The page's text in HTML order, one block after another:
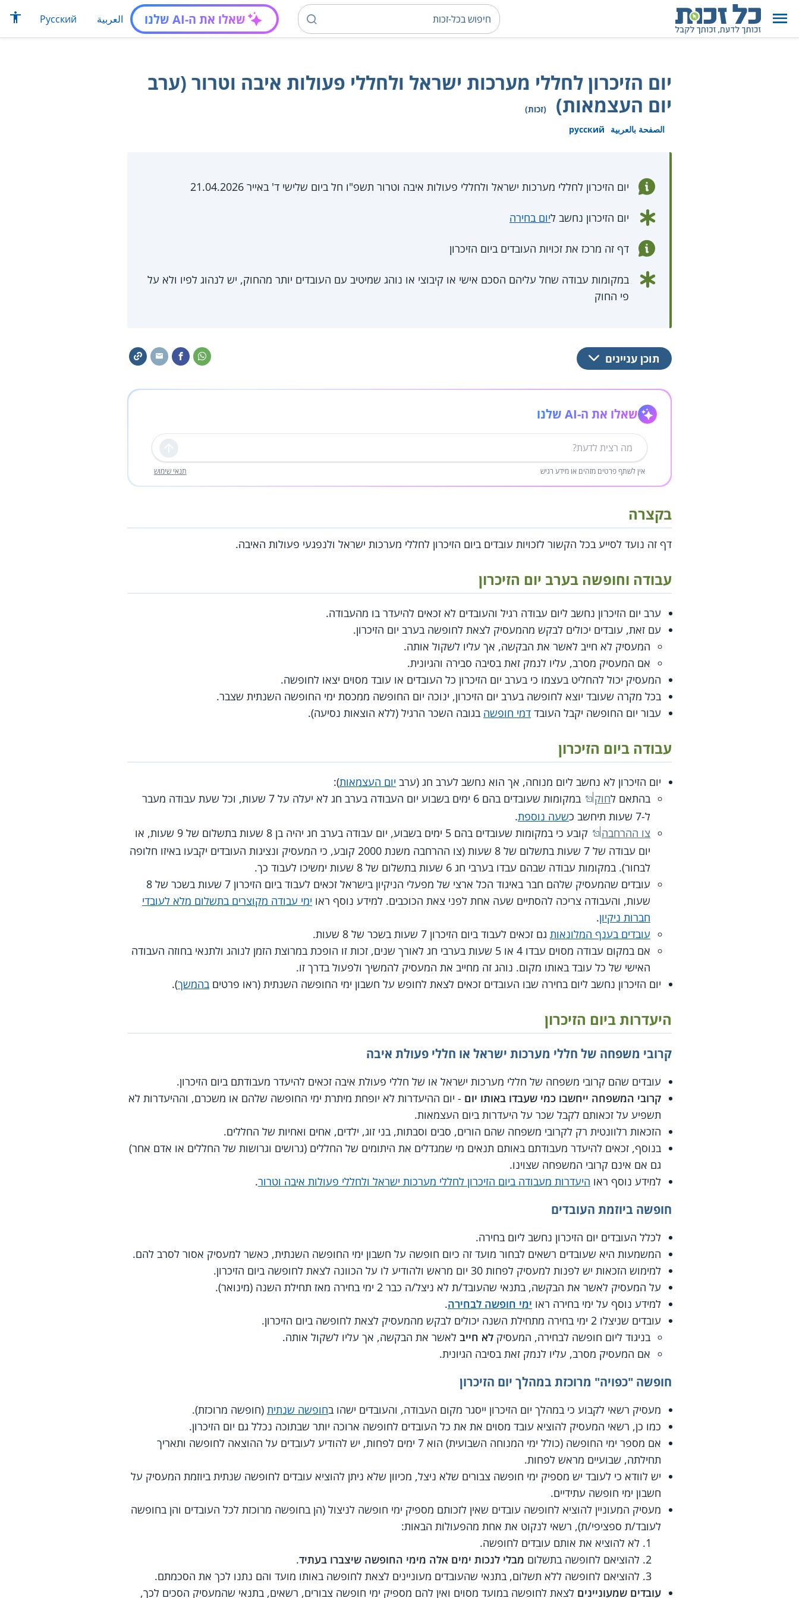
שאלו את ה-AI שלנו العربية Русский
יום הזיכרון לחללי מערכות ישראל ולחללי פעולות איבה וטרור (ערב
יום העצמאות)
(זכות)
الصفحة بالعربية
русский
יום הזיכרון לחללי מערכות ישראל ולחללי פעולות איבה וטרור תשפ"ו חל ביום שלישי ד' באייר 21.04.2026
יום הזיכרון נחשב ליום בחירה
דף זה מרכז את זכויות העובדים ביום הזיכרון
במקומות עבודה שחל עליהם הסכם אישי או קיבוצי או נוהג שמיטיב עם העובדים יותר מהחוק, יש לנהוג לפיו ולא על
פי החוק
תוכן עניינים
שאלו את ה-AI שלנו
שליחה
אין לשתף פרטים מזהים או מידע רגיש תנאי שימוש
בקצרה
דף זה נועד לסייע בכל הקשור לזכויות עובדים ביום הזיכרון לחללי מערכות ישראל ולנפגעי פעולות האיבה.
עבודה וחופשה בערב יום הזיכרון
ערב יום הזיכרון נחשב ליום עבודה רגיל והעובדים לא זכאים להיעדר בו מהעבודה.
עם זאת, עובדים יכולים לבקש מהמעסיק לצאת לחופשה בערב יום הזיכרון.
המעסיק לא חייב לאשר את הבקשה, אך עליו לשקול אותה.
אם המעסיק מסרב, עליו לנמק זאת בסיבה סבירה והגיונית.
המעסיק יכול להחליט בעצמו כי בערב יום הזיכרון כל העובדים או עובד מסוים יצאו לחופשה.
בכל מקרה שעובד יוצא לחופשה בערב יום הזיכרון, ינוכה יום החופשה ממכסת ימי החופשה השנתית שצבר.
עבור יום החופשה יקבל העובד דמי חופשה בגובה השכר הרגיל (ללא הוצאות נסיעה).
עבודה ביום הזיכרון
יום הזיכרון לא נחשב ליום מנוחה, אך הוא נחשב לערב חג (ערב יום העצמאות):
בהתאם לחוק
במקומות שעובדים בהם 6 ימים בשבוע יום העבודה בערב חג לא יעלה על 7 שעות, וכל שעת עבודה מעבר
ל-7 שעות תיחשב כ
שעה נוספת.
צו ההרחבה
קובע כי במקומות שעובדים בהם 5 ימים בשבוע, יום עבודה בערב חג יהיה בן 8 שעות בתשלום של 9 שעות, או
יום עבודה של 7 שעות בתשלום של 8 שעות (צו ההרחבה משנת 2000 קובע, כי המעסיק ונציגות העובדים יקבעו באיזו חלופה
לבחור). במקומות עבודה שבהם עבדו בערבי חג 6 שעות בתשלום של 8 שעות ימשיכו לעבוד כך.
עובדים שהמעסיק שלהם חבר באיגוד הכל ארצי של מפעלי הניקיון בישראל זכאים לעבוד ביום הזיכרון 7 שעות בשכר של 8
שעות, והעבודה צריכה להסתיים שעה אחת לפני צאת הכוכבים. למידע נוסף ראו ימי עבודה מקוצרים בתשלום מלא לעובדי
חברות ניקיון.
עובדים בענף המלונאות גם זכאים לעבוד ביום הזיכרון 7 שעות בשכר של 8 שעות.
אם במקום עבודה מסוים עבדו 4 או 5 שעות בערבי חג לאורך שנים, זכות זו הופכת במרוצת הזמן לנוהג ולתנאי בחוזה העבודה
האישי של כל עובד באותו מקום. נוהג זה מחייב את המעסיק להמשיך ולפעול בדרך זו.
יום הזיכרון נחשב ליום בחירה שבו העובדים זכאים לצאת לחופש על חשבון ימי החופשה השנתית (ראו פרטים בהמשך).
היעדרות ביום הזיכרון
קרובי משפחה של חללי מערכות ישראל או חללי פעולת איבה
עובדים שהם קרובי משפחה של חללי מערכות ישראל או של חללי פעולת איבה זכאים להיעדר מעבודתם ביום הזיכרון.
קרובי המשפחה ייחשבו כמי שעבדו באותו יום - יום ההיעדרות לא יופחת מיתרת ימי החופשה שלהם או משכרם, וההיעדרות לא
תשפיע על זכאותם לקבל שכר על היעדרות ביום העצמאות.
הזכאות רלוונטית רק לקרובי משפחה שהם הורים, סבים וסבתות, בני זוג, ילדים, אחים ואחיות של החללים.
בנוסף, זכאים להיעדר מעבודתם באותם תנאים מי שמגדלים את היתומים של החללים (גרושים וגרושות של החללים או אדם אחר)
גם אם אינם קרובי המשפחה שצוינו.
למידע נוסף ראו היעדרות מעבודה ביום הזיכרון לחללי מערכות ישראל ולחללי פעולות איבה וטרור.
חופשה ביוזמת העובדים
לכלל העובדים יום הזיכרון נחשב ליום בחירה.
המשמעות היא שעובדים רשאים לבחור מועד זה כיום חופשה על חשבון ימי החופשה השנתית, כאשר למעסיק אסור לסרב להם.
למימוש הזכאות יש לפנות למעסיק לפחות 30 יום מראש ולהודיע לו על הכוונה לצאת לחופשה ביום הזיכרון.
על המעסיק לאשר את הבקשה, בתנאי שהעובד/ת לא ניצל/ה כבר 2 ימי בחירה מאז תחילת השנה (מינואר).
למידע נוסף על ימי בחירה ראו ימי חופשה לבחירה.
עובדים שניצלו 2 ימי בחירה מתחילת השנה יכולים לבקש מהמעסיק לצאת לחופשה ביום הזיכרון.
בניגוד ליום חופשה לבחירה, המעסיק לא חייב לאשר את הבקשה, אך עליו לשקול אותה.
אם המעסיק מסרב, עליו לנמק זאת בסיבה הגיונית.
חופשה "כפויה" מרוכזת במהלך יום הזיכרון
מעסיק רשאי לקבוע כי במהלך יום הזיכרון ייסגר מקום העבודה, והעובדים ישהו בחופשה שנתית (חופשה מרוכזת).
כמו כן, רשאי המעסיק להוציא עובד מסוים את את כל העובדים לחופשה ארוכה יותר שבתוכה נכלל גם יום הזיכרון.
אם מספר ימי החופשה (כולל ימי המנוחה השבועית) הוא 7 ימים לפחות, יש להודיע לעובדים על ההוצאה לחופשה ותאריך
תחילתה, שבועיים מראש לפחות.
יש לוודא כי לעובד יש מספיק ימי חופשה צבורים שלא ניצל, מכיוון שלא ניתן להוציא עובדים לחופשה שנתית ביוזמת המעסיק על
חשבון ימי חופשה עתידיים.
מעסיק המעוניין להוציא לחופשה עובדים שאין לזכותם מספיק ימי חופשה לניצול (הן בחופשה מרוכזת לכל העובדים והן בחופשה
לעובד/ת ספציפי/ת), רשאי לנקוט את אחת מהפעולות הבאות:
לא להוציא את אותם עובדים לחופשה.
להוציאם לחופשה בתשלום מבלי לנכות ימים אלה מימי החופשה שיצברו בעתיד.
להוציאם לחופשה ללא תשלום, בתנאי שהעובדים מעוניינים לצאת לחופשה באותו מועד והם נתנו לכך את הסכמתם.
עובדים שמעוניינים לצאת לחופשה במועד מסוים ואין להם מספיק ימי חופשה צבורים, רשאים, בתנאי שהמעסיק הסכים לכך,